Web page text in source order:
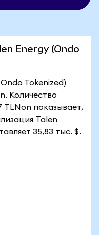
Energy (Ondo
Tokenized)
Количество
TLNon показывает,
Talen
35,83 тыс. $.